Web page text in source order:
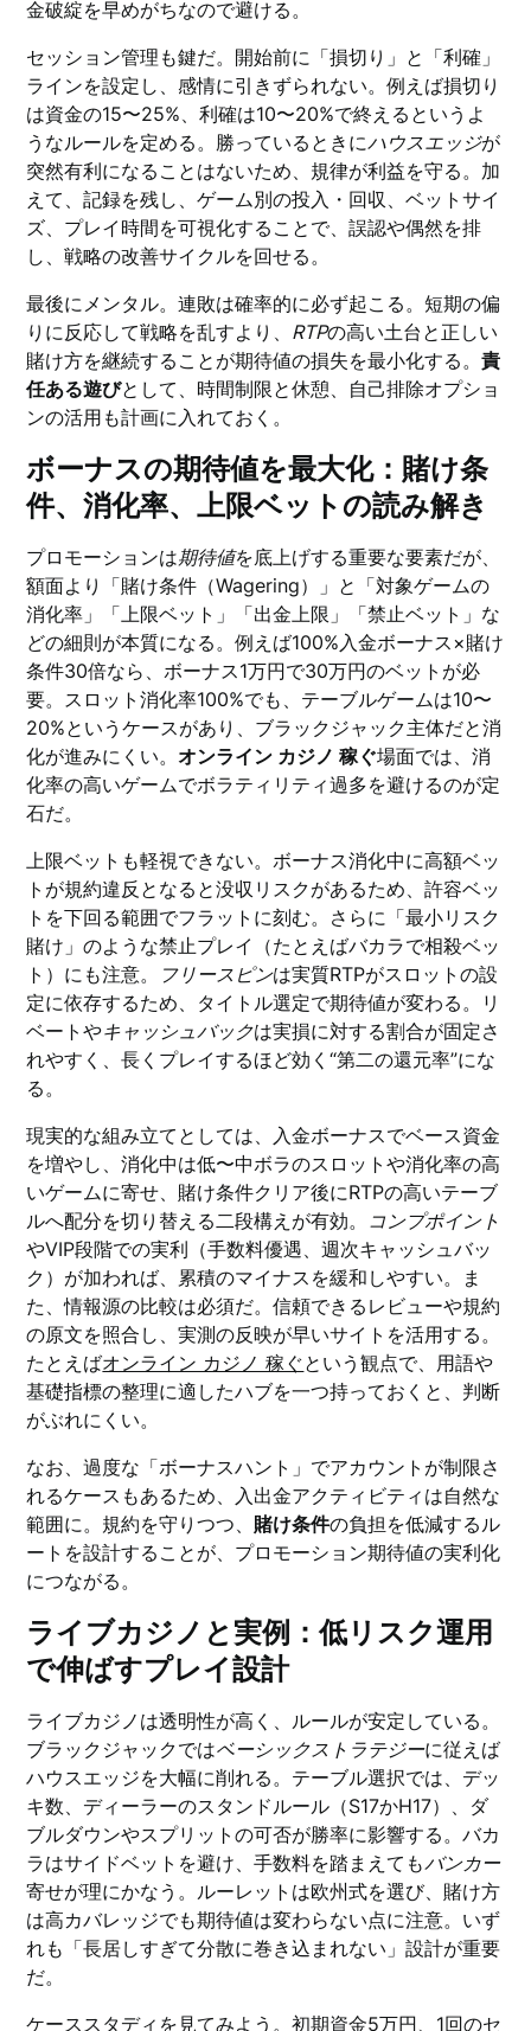
金破綻を早めがちなので避ける。
セッション管理も鍵だ。開始前に「損切り」と「利確」
ラインを設定し、感情に引きずられない。例えば損切り
は資金の15〜25%、利確は10〜20%で終えるというよ
うなルールを定める。勝っているときにハウスエッジが
突然有利になることはないため、規律が利益を守る。加
えて、記録を残し、ゲーム別の投入・回収、ベットサイ
ズ、プレイ時間を可視化することで、誤認や偶然を排
し、戦略の改善サイクルを回せる。
最後にメンタル。連敗は確率的に必ず起こる。短期の偏
りに反応して戦略を乱すより、 RTPの高い土台と正しい
賭け方を継続することが期待値の損失を最小化する。責
任ある遊びとして、時間制限と休憩、自己排除オプショ
ンの活用も計画に入れておく。
ボーナスの期待値を最大化：賭け条
件、消化率、上限ベットの読み解き
プロモーションは期待値を底上げする重要な要素だが、
額面より「賭け条件（Wagering）」と「対象ゲームの
消化率」「上限ベット」「出金上限」「禁止ベット」な
どの細則が本質になる。例えば100%入金ボーナス×賭け
条件30倍なら、ボーナス1万円で30万円のベットが必
要。スロット消化率100%でも、テーブルゲームは10〜
20%というケースがあり、ブラックジャック主体だと消
化が進みにくい。 オンライン カジノ 稼ぐ場面では、消
化率の高いゲームでボラティリティ過多を避けるのが定
石だ。
上限ベットも軽視できない。ボーナス消化中に高額ベッ
トが規約違反となると没収リスクがあるため、許容ベッ
トを下回る範囲でフラットに刻む。さらに「最小リスク
賭け」のような禁止プレイ（たとえばバカラで相殺ベッ
ト）にも注意。
フリースピンは実質RTPがスロットの設
定に依存するため、タイトル選定で期待値が変わる。リ
ベートやキャッシュバックは実損に対する割合が固定さ
れやすく、長くプレイするほど効く“第二の還元率”にな
る。
現実的な組み立てとしては、入金ボーナスでベース資金
を増やし、消化中は低〜中ボラのスロットや消化率の高
いゲームに寄せ、賭け条件クリア後にRTPの高いテーブ
ルへ配分を切り替える二段構えが有効。 コンプポイント
やVIP段階での実利（手数料優遇、週次キャッシュバッ
ク）が加われば、累積のマイナスを緩和しやすい。ま
た、情報源の比較は必須だ。信頼できるレビューや規約
の原文を照合し、実測の反映が早いサイトを活用する。
たとえばオンライン カジノ 稼ぐという観点で、用語や
基礎指標の整理に適したハブを一つ持っておくと、判断
がぶれにくい。
なお、過度な「ボーナスハント」でアカウントが制限さ
れるケースもあるため、入出金アクティビティは自然な
範囲に。規約を守りつつ、 賭け条件の負担を低減するル
ートを設計することが、プロモーション期待値の実利化
につながる。
ライブカジノと実例：低リスク運用
で伸ばすプレイ設計
ライブカジノは透明性が高く、ルールが安定している。
ブラックジャックではベーシックストラテジーに従えば
ハウスエッジを大幅に削れる。テーブル選択では、デッ
キ数、ディーラーのスタンドルール（S17かH17）、ダ
ブルダウンやスプリットの可否が勝率に影響する。バカ
ラはサイドベットを避け、手数料を踏まえてもバンカー
寄せが理にかなう。ルーレットは欧州式を選び、賭け方
は高カバレッジでも期待値は変わらない点に注意。いず
れも「長居しすぎて分散に巻き込まれない」設計が重要
だ。
ケーススタディを見てみよう。初期資金5万円、1回のセ